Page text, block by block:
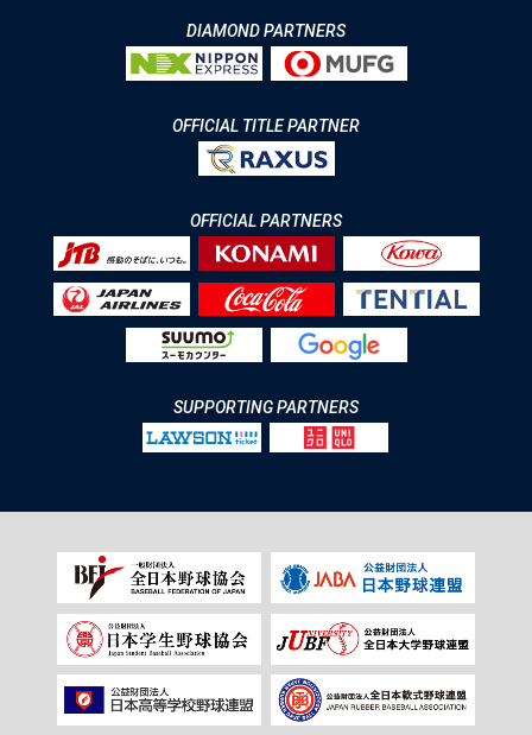
DIAMOND PARTNERS
OFFICIAL TITLE PARTNER
OFFICIAL PARTNERS
SUPPORTING PARTNERS